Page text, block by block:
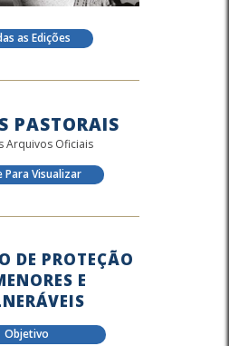
as Edições
PASTORAIS
Arquivos Oficiais
Para Visualizar
DE PROTEÇÃO
E
Objetivo